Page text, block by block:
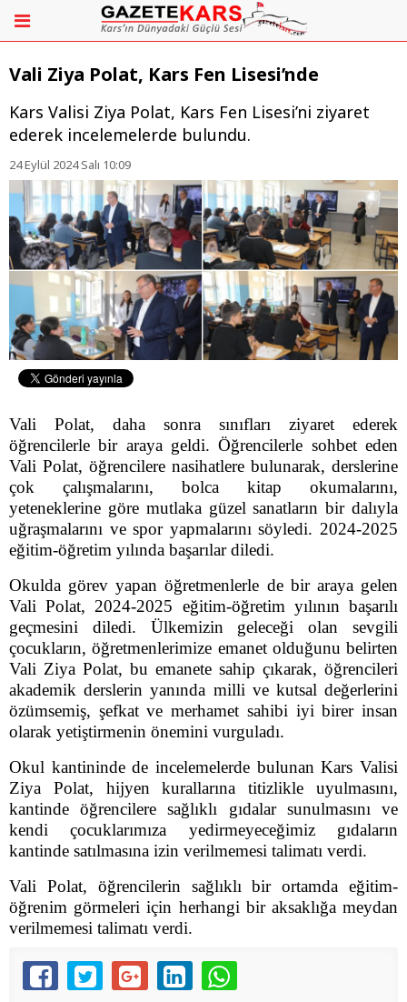
Vali Ziya Polat, Kars Fen Lisesi’nde
​​​​​​​Kars Valisi Ziya Polat, Kars Fen Lisesi’ni ziyaret
ederek incelemelerde bulundu.
24 Eylül 2024 Salı 10:09
Vali Polat, daha sonra sınıfları ziyaret ederek
öğrencilerle bir araya geldi. Öğrencilerle sohbet eden
Vali Polat, öğrencilere nasihatlere bulunarak, derslerine
çok çalışmalarını, bolca kitap okumalarını,
yeteneklerine göre mutlaka güzel sanatların bir dalıyla
uğraşmalarını ve spor yapmalarını söyledi. 2024-2025
eğitim-öğretim yılında başarılar diledi.
Okulda görev yapan öğretmenlerle de bir araya gelen
Vali Polat, 2024-2025 eğitim-öğretim yılının başarılı
geçmesini diledi. Ülkemizin geleceği olan sevgili
çocukların, öğretmenlerimize emanet olduğunu belirten
Vali Ziya Polat, bu emanete sahip çıkarak, öğrencileri
akademik derslerin yanında milli ve kutsal değerlerini
özümsemiş, şefkat ve merhamet sahibi iyi birer insan
olarak yetiştirmenin önemini vurguladı.
Okul kantininde de incelemelerde bulunan Kars Valisi
Ziya Polat, hijyen kurallarına titizlikle uyulmasını,
kantinde öğrencilere sağlıklı gıdalar sunulmasını ve
kendi çocuklarımıza yedirmeyeceğimiz gıdaların
kantinde satılmasına izin verilmemesi talimatı verdi.
Vali Polat, öğrencilerin sağlıklı bir ortamda eğitim-
öğrenim görmeleri için herhangi bir aksaklığa meydan
verilmemesi talimatı verdi.